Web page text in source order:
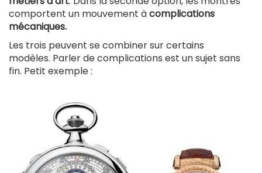
comportent un mouvement àcomplications
mécaniques.
Les trois peuvent se combiner sur certains
modèles. Parler de complications est un sujet sans
fin. Petit exemple :